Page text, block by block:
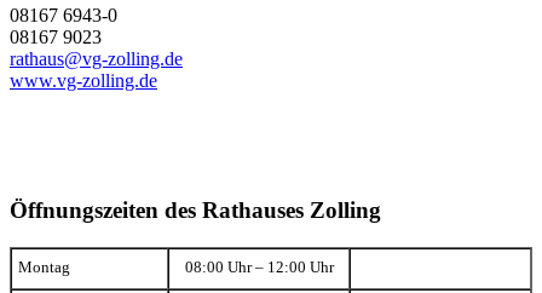
08167 6943-0
08167 9023
rathaus@vg-zolling.de
www.vg-zolling.de
Öffnungszeiten des Rathauses Zolling
Montag 08:00 Uhr – 12:00 Uhr